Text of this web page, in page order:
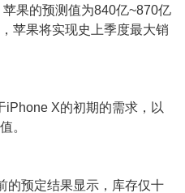
果的预测值为840亿~870亿
苹果将实现史上季度最大销
X的初期的需求，以
。
预定结果显示，库存仅十